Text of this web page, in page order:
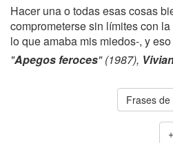
Hacer una o todas esas cosas
comprometerse sin límites con
lo que amaba mis miedos-, y
"Apegos feroces" (1987),
Frases de